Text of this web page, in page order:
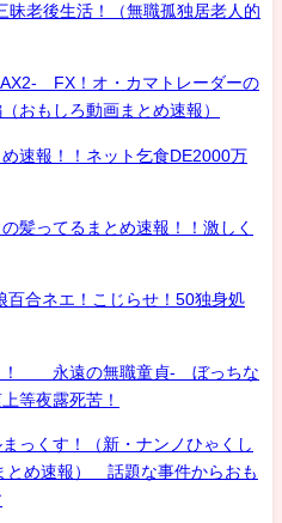
昧老後生活！（無職孤独居老人的
FX！オ・カマトレーダーの
おもしろ動画まとめ速報）
速報！！ネット乞食DE2000万
髪ってるまとめ速報！！激しく
百合ネエ！こじらせ！50独身処
！ 永遠の無職童貞- ぼっちな
等夜露死苦！
っくす！（新・ナンノひゃくし
とめ速報） 話題な事件からおも